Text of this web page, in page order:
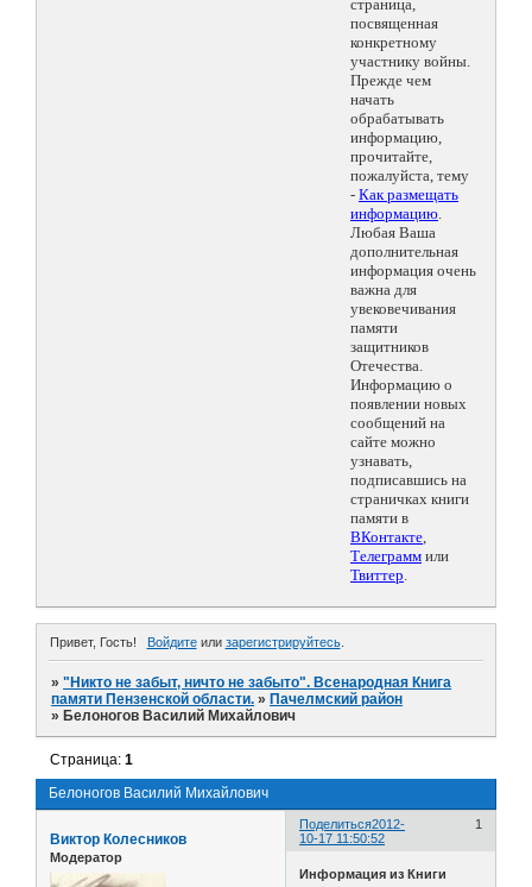
страница,
посвященная
конкретному
участнику войны.
Прежде чем
начать
обрабатывать
информацию,
прочитайте,
пожалуйста, тему
- Как размещать
информацию.
Любая Ваша
дополнительная
информация очень
важна для
увековечивания
памяти
защитников
Отечества.
Информацию о
появлении новых
сообщений на
сайте можно
узнавать,
подписавшись на
страничках книги
памяти в
ВКонтакте,
Телеграмм или
Твиттер.
Привет, Гость! Войдитеили зарегистрируйтесь.
»"Никто не забыт, ничто не забыто". Всенародная Книга
памяти Пензенской области. » Пачелмский район
» Белоногов Василий Михайлович
Белоногов Василий Михайлович
Страница:1
Поделиться 1
2012-
10-17 11:50:52
Виктор Колесников
Модератор
Информация из Книги